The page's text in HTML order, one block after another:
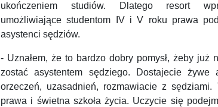
ukończeniem studiów. Dlatego resort
umożliwiające studentom IV i V roku prawa
asystenci sędziów.
- Uznałem, że to bardzo dobry pomysł, żeby już
zostać asystentem sędziego. Dostajecie żywe
orzeczeń, uzasadnień, rozmawiacie z sędziami.
prawa i świetna szkoła życia. Uczycie się